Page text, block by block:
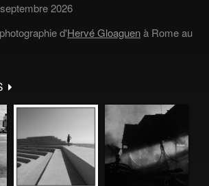
2026
d'Hervé Gloaguenà Rome au